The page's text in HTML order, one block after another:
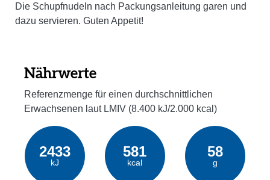
Die Schupfnudeln nach Packungsanleitung garen und
dazu servieren. Guten Appetit!
Nährwerte
Referenzmenge für einen durchschnittlichen
Erwachsenen laut LMIV (8.400 kJ/2.000 kcal)
2433
kJ
581
kcal
58
g